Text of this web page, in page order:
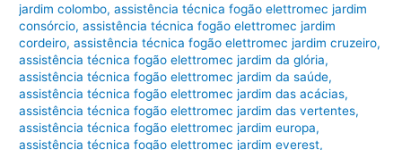
jardim colombo,assistência técnica fogão elettromec jardim
consórcio,assistência técnica fogão elettromec jardim
cordeiro,assistência técnica fogão elettromec jardim cruzeiro,
assistência técnica fogão elettromec jardim da glória,
assistência técnica fogão elettromec jardim da saúde,
assistência técnica fogão elettromec jardim das acácias,
assistência técnica fogão elettromec jardim das vertentes,
assistência técnica fogão elettromec jardim europa,
assistência técnica fogão elettromec jardim everest,